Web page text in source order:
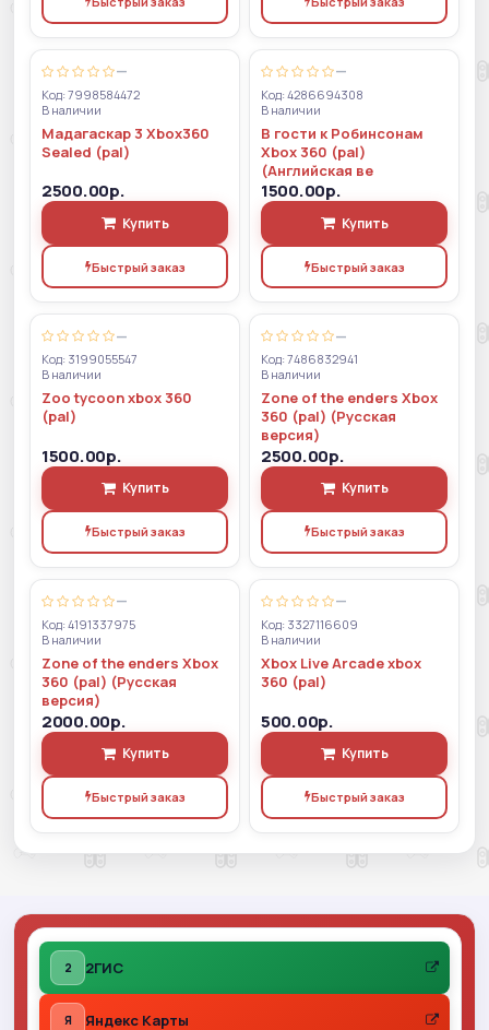
—
Код: 7998584472
В наличии
Мадагаскар 3 Xbox360
Sealed (pal)
2500.00р.
Купить
Быстрый заказ
—
Код: 4286694308
В наличии
В гости к Робинсонам
Xbox 360 (pal)
(Английская ве
1500.00р.
Купить
Быстрый заказ
—
Код: 3199055547
В наличии
Zoo tycoon xbox 360
(pal)
1500.00р.
Купить
Быстрый заказ
—
Код: 7486832941
В наличии
Zone of the enders Xbox
360 (pal) (Русская
версия)
2500.00р.
Купить
Быстрый заказ
—
Код: 4191337975
В наличии
Zone of the enders Xbox
360 (pal) (Русская
версия)
2000.00р.
Купить
Быстрый заказ
—
Код: 3327116609
В наличии
Xbox Live Arcade xbox
360 (pal)
500.00р.
Купить
Быстрый заказ
2 2ГИС
Я Яндекс Карты